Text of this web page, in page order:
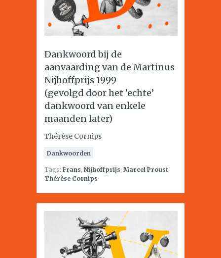
Dankwoord bij de
aanvaarding van de Martinus
Nijhoffprijs 1999
(gevolgd door het ‘echte’
dankwoord van enkele
maanden later)
Thérèse Cornips
Dankwoorden
Tags: Frans, Nijhoffprijs, Marcel Proust,
Thérèse Cornips